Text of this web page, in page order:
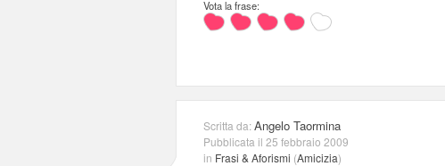
Vota la frase:
Scritta da:Angelo Taormina
Pubblicata il 25 febbraio 2009
in Frasi & Aforismi (Amicizia)